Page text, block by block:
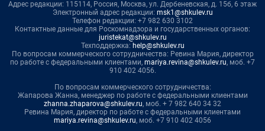
Адрес редакции: 115114, Россия, Москва, ул. Дербеневская, д. 15б, 6 этаж
Электронный адрес редакции: msk1@shkulev.ru
Телефон редакции: +7 982 630 3102
Контактные данные для Роскомнадзора и государственных органов:
juristekat@shkulev.ru
Техподдержка: help@shkulev.ru
По вопросам коммерческого сотрудничества: Ревина Мария, директор
по работе с федеральными клиентами, mariya.revina@shkulev.ru, моб. +7
910 402 4056.
По вопросам коммерческого сотрудничества:
Жапарова Жанна, менеджер по работе с федеральными клиентами
zhanna.zhaparova@shkulev.ru, моб. + 7 982 640 34 32
Ревина Мария, директор по работе с федеральными клиентами
mariya.revina@shkulev.ru, моб. +7 910 402 4056